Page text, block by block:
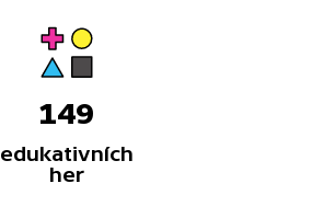
149
edukativních
her